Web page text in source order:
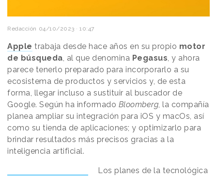
Redacción 04/10/2023 · 10:47
Apple trabaja desde hace años en su propio motor
de búsqueda, al que denomina Pegasus, y ahora
parece tenerlo preparado para incorporarlo a su
ecosistema de productos y servicios y, de esta
forma, llegar incluso a sustituir al buscador de
Google. Según ha informado Bloomberg, la compañía
planea ampliar su integración para iOS y macOs, así
como su tienda de aplicaciones; y optimizarlo para
brindar resultados más precisos gracias a la
inteligencia artificial.
Los planes de la tecnológica